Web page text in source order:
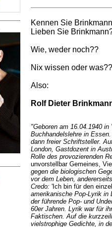
Kennen Sie
Lieben Sie
Wie, weder noch??
Nix wissen oder
Also:
Rolf Dieter
"Geboren am 16.04.1940
Buchhandelslehre in
dann freier Schriftsteller.
London, Gastdozent in
Rolle des provozierenden
unvorstellbar Gemeines,
gegen die biologischen
vor dem Leben,
Credo: 'Ich bin für den
amerikanische Pop-Lyrik in
der führende Pop- und
60er Jahren. Lyrik war für
Faktischen. Auf die
vielstrophige Gedichte, in